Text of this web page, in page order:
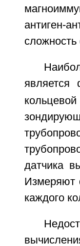
антиген-
является
датчика
Измеряют
каждого